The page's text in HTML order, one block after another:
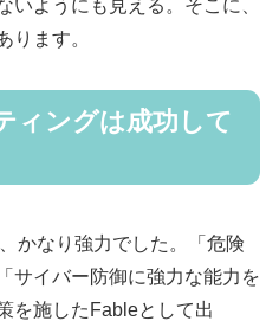
いようにも見える。そこに、
ります。
ィングは成功して
かなり強力でした。「危険
サイバー防御に強力な能力を
を施したFableとして出